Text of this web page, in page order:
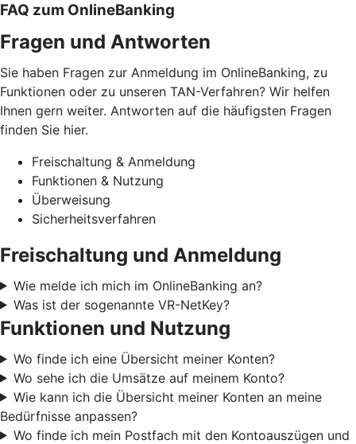
FAQ zum OnlineBanking
Fragen und Antworten
Sie haben Fragen zur Anmeldung im OnlineBanking, zu
Funktionen oder zu unseren TAN-Verfahren? Wir helfen
Ihnen gern weiter. Antworten auf die häufigsten Fragen
finden Sie hier.
Freischaltung & Anmeldung
Funktionen & Nutzung
Überweisung
Sicherheitsverfahren
Freischaltung und Anmeldung
Wie melde ich mich im OnlineBanking an?
Was ist der sogenannte VR-NetKey?
Funktionen und Nutzung
Wo finde ich eine Übersicht meiner Konten?
Wo sehe ich die Umsätze auf meinem Konto?
Wie kann ich die Übersicht meiner Konten an meine
Bedürfnisse anpassen?
Wo finde ich mein Postfach mit den Kontoauszügen und